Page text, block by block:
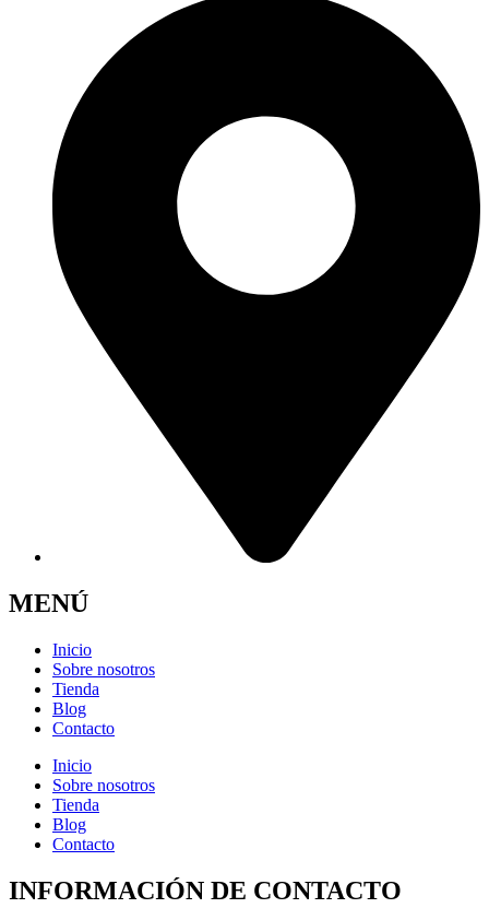
MENÚ
Inicio
Sobre nosotros
Tienda
Blog
Contacto
Inicio
Sobre nosotros
Tienda
Blog
Contacto
INFORMACIÓN DE CONTACTO